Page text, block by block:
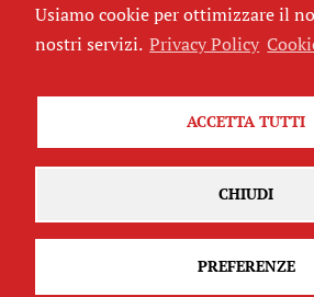
Seguici
Iscriviti alla newsletter
Attribuzione - Non commerciale - Non
Usiamo cookie per ottimizzare il
nostri servizi. Privacy Policy
ACCETTA TUTTI
CHIUDI
PREFERENZE